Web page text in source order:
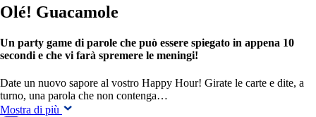
Olé! Guacamole
Un party game di parole che può essere spiegato in appena 10
secondi e che vi farà spremere le meningi!
Date un nuovo sapore al vostro Happy Hour! Girate le carte e dite, a
turno, una parola che non contenga…
Mostra di più